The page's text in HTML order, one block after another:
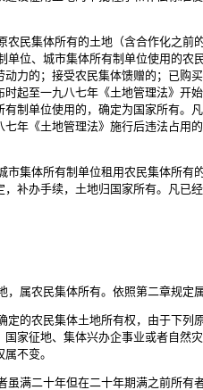
民集体所有的土地（含合作化之前
位、城市集体所有制单位使用的农
力的；接受农民集体馈赠的；已购
起至一九八七年《土地管理法》开
制单位使用的，确定为国家所有。
年《土地管理法》施行后违法占用
集体所有制单位租用农民集体所有
补办手续，土地归国家所有。凡已
属农民集体所有。依照第二章规定属
的农民集体土地所有权，由于下列
家征地、集体兴办企事业或者自然
不变。
满二十年但在二十年期满之前所有